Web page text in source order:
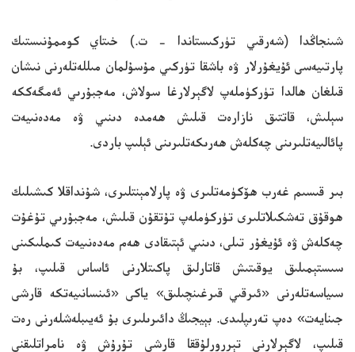
شىنجاڭدا (شەرقىي تۈركىستاندا - ت.) خىتاي كوممۇنىستىك
پارتىيەسى ئۇيغۇرلار ۋە باشقا تۈركىي مۇسۇلمان مىللەتلەرنى نىشان
قىلغان ھالدا تۈركۈملەپ لاگېرلارغا سولاش، مەجبۇرىي ئەمگەككە
سېلىش، قاتتىق نازارەت قىلىش ھەمدە دىنىي ۋە مەدەنىيەت
پائالىيەتلىرىنى چەكلەش ھەرىكەتلىرىنى ئېلىپ باردى.
بىر قىسىم غەرب ھۆكۈمەتلىرى ۋە پارلامېنتلىرى، شۇنداقلا كىشىلىك
ھوقۇق تەشكىلاتلىرى تۈركۈملەپ تۇتقۇن قىلىش، مەجبۇرىي تۇغۇت
چەكلەش ۋە ئۇيغۇر تىلى، دىنىي ئېتىقادى ھەم مەدەنىيەت كىملىكىنى
سىستېمىلىق يوقىتىش قاتارلىق پاكىتلارنى ئاساس قىلىپ، بۇ
سىياسەتلەرنى «ئىرقىي قىرغىنچىلىق» ياكى «ئىنسانىيەتكە قارشى
جىنايەت» دەپ تەرىپلىدى. بېيجىڭ دائىرىلىرى بۇ ئەيىبلەشلەرنى رەت
قىلىپ، لاگېرلارنى تېررورلۇققا قارشى تۇرۇش ۋە نامراتلىقنى